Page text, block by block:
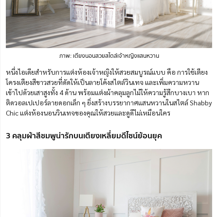
ภาพ: เตียงนอนสวยสไตล์เจ้าหญิงแสนหวาน
หนึ่งไอเดียสำหรับการแต่งห้องเจ้าหญิงให้สวยสมบูรณ์แบบ คือ การใช้เตียง
โครงเตียงสีขาวสวยที่ดัดให้เป็นลายโค้งสไตล์วินเทจ และเพิ่มความหวาน
เข้าไปด้วยเสาสูงทั้ง 4 ด้าน พร้อมแต่งผ้าคลุมลูกไม้ให้ความรู้สึกบางเบา หาก
ติดวอลเปเปอร์ลายดอกเล็ก ๆ ยิ่งสร้างบรรยากาศแสนหวานในสไตล์ Shabby
Chic แต่งห้องนอนวินเทจของคุณให้สวยและดูดีไม่เหมือนใคร
3 คลุมผ้าสีชมพูน่ารักบนเตียงเหลี่ยมดีไซน์ย้อนยุค